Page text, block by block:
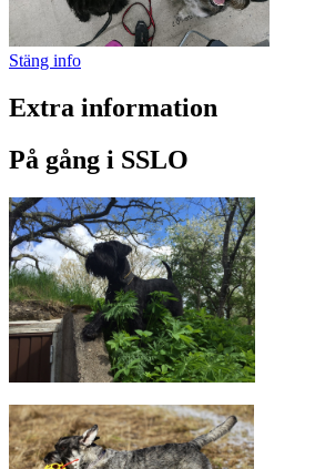
Stäng info
Extra information
På gång i SSLO